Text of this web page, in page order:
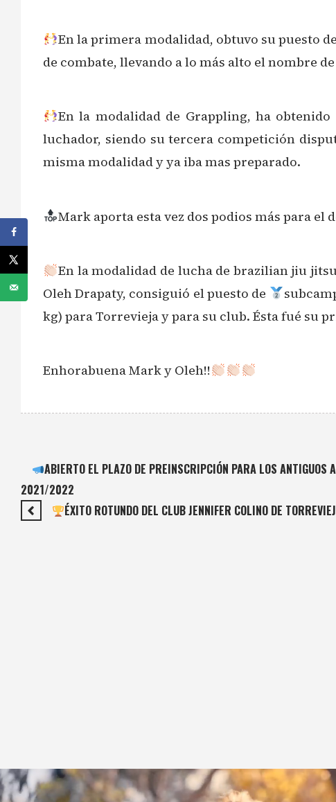
En la primera modalidad, obtuvo su puesto
de combate, llevando a lo más alto el nombre
En la modalidad de Grappling, ha
luchador, siendo su tercera competición
misma modalidad y ya iba mas preparado.
Mark aporta esta vez dos podios más para el
En la modalidad de lucha de brazilian jiu
Oleh Drapaty, consiguió el puesto de
kg) para Torrevieja y para su club. Ésta fué su
Enhorabuena Mark y Oleh!!
ABIERTO EL PLAZO DE PREINSCRIPCIÓN PARA LOS ANTIGUOS
2021/2022
ÉXITO ROTUNDO DEL CLUB JENNIFER COLINO DE